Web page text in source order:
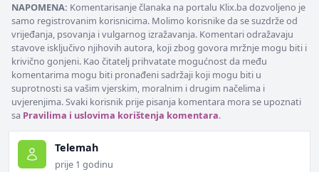
NAPOMENA: Komentarisanje članaka na portalu Klix.ba dozvoljeno je
samo registrovanim korisnicima. Molimo korisnike da se suzdrže od
vrijeđanja, psovanja i vulgarnog izražavanja. Komentari odražavaju
stavove isključivo njihovih autora, koji zbog govora mržnje mogu biti i
krivično gonjeni. Kao čitatelj prihvatate mogućnost da među
komentarima mogu biti pronađeni sadržaji koji mogu biti u
suprotnosti sa vašim vjerskim, moralnim i drugim načelima i
uvjerenjima. Svaki korisnik prije pisanja komentara mora se upoznati
sa Pravilima i uslovima korištenja komentara.
Telemah
prije 1 godinu